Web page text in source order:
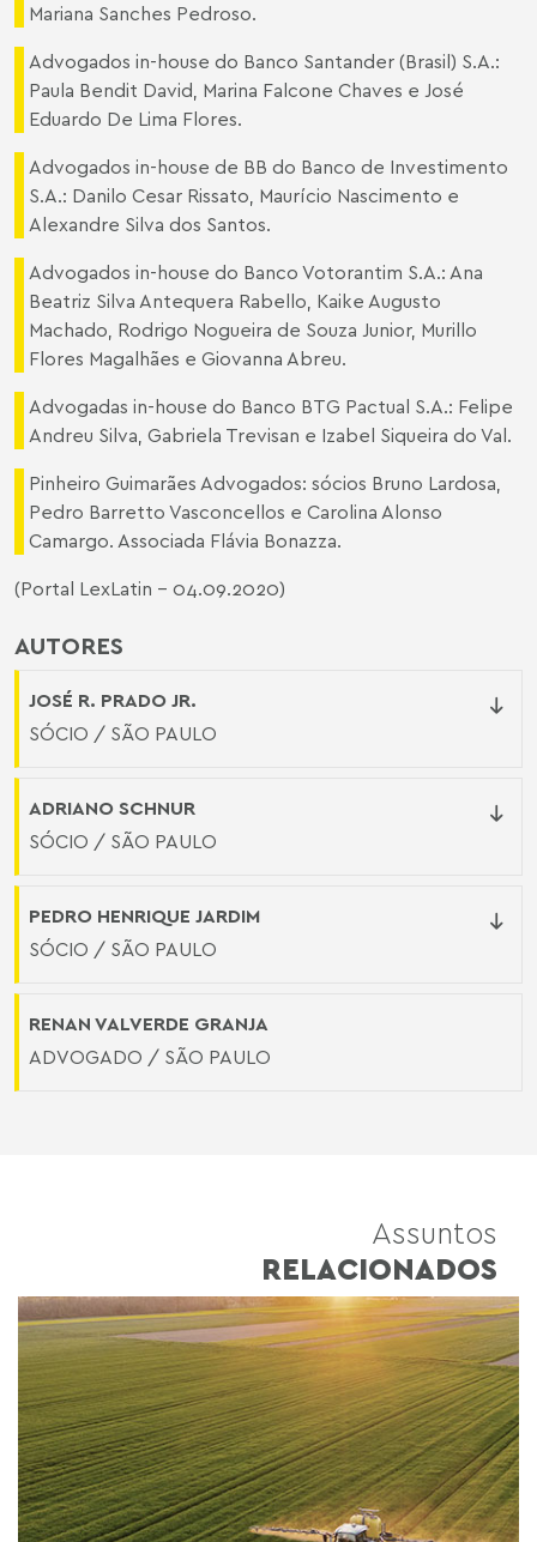
AUTORES
JOSÉ R. PRADO JR.
SÓCIO / SÃO PAULO
ADRIANO SCHNUR
SÓCIO / SÃO PAULO
PEDRO HENRIQUE JARDIM
SÓCIO / SÃO PAULO
RENAN VALVERDE GRANJA
ADVOGADO / SÃO PAULO
Mariana Sanches Pedroso.
Advogados in-house do Banco Santander (Brasil) S.A.:
Paula Bendit David, Marina Falcone Chaves e José
Eduardo De Lima Flores.
Advogados in-house de BB do Banco de Investimento
S.A.: Danilo Cesar Rissato, Maurício Nascimento e
Alexandre Silva dos Santos.
Advogados in-house do Banco Votorantim S.A.: Ana
Beatriz Silva Antequera Rabello, Kaike Augusto
Machado, Rodrigo Nogueira de Souza Junior, Murillo
Flores Magalhães e Giovanna Abreu.
Advogadas in-house do Banco BTG Pactual S.A.: Felipe
Andreu Silva, Gabriela Trevisan e Izabel Siqueira do Val.
Pinheiro Guimarães Advogados: sócios Bruno Lardosa,
Pedro Barretto Vasconcellos e Carolina Alonso
Camargo. Associada Flávia Bonazza.
(Portal LexLatin - 04.09.2020)
Assuntos
RELACIONADOS